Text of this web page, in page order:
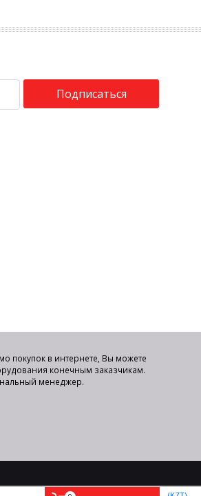
Подписаться
покупок в интернете, Вы можете
конечным заказчикам.
менеджер.